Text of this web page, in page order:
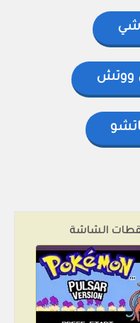
ووتش
الشاشة